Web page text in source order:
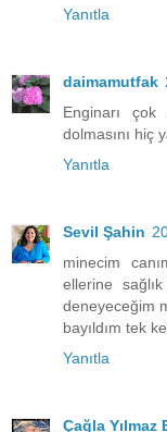
Yanıtla
daimamutfak
Enginarı
dolmasını hiç
Yanıtla
Sevil Şahin
minecim
ellerine
deneyeceğim
bayıldım tek
Yanıtla
Çağla Yılmaz